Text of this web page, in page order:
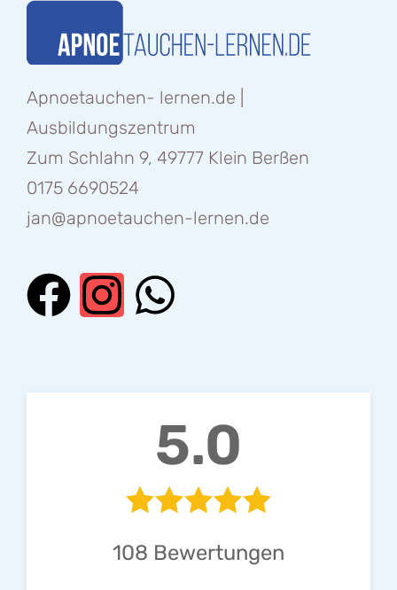
Apnoetauchen- lernen.de |
Ausbildungszentrum
Zum Schlahn 9, 49777 Klein Berßen
0175 6690524
jan@apnoetauchen-lernen.de
5.0
108 Bewertungen